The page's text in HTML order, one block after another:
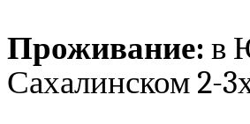
Проживание: в
Сахалинском 2-